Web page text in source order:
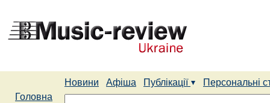
Новини Афіша Публікації
Персональні
Головна